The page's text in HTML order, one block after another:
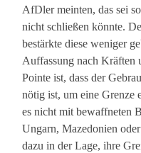
AfDler meinten, das sei
nicht schließen könnte.
bestärkte diese weniger
Auffassung nach Kräften
Pointe ist, dass der
nötig ist, um eine Grenze
es nicht mit bewaffneten
Ungarn, Mazedonien
dazu in der Lage, ihre